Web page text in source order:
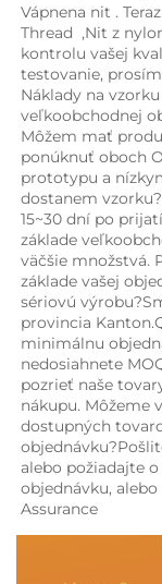
Vápnena nit .
Thread ,Nit z
kontrolu vašej
testovanie,
Náklady na
veľkoobchodnej
Môžem mať
ponúknuť oboch
prototypu a
dostanem
15~30 dní po
základe
väčšie množstvá.
základe vašej
sériovú
provincia
minimálnu
nedosiahnete
pozrieť naše
nákupu. Môžeme
dostupných
alebo požiadajte
objednávku,
Assurance